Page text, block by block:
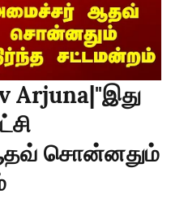
Arjuna|"இது
சொன்னதும்